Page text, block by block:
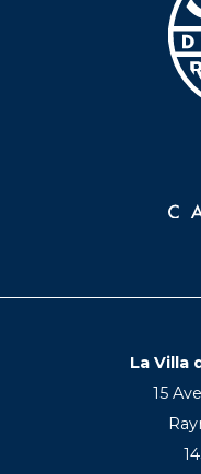
La Villa
15